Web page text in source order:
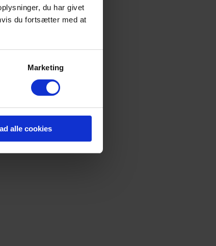
du har givet
du fortsætter med at
Marketing
alle cookies